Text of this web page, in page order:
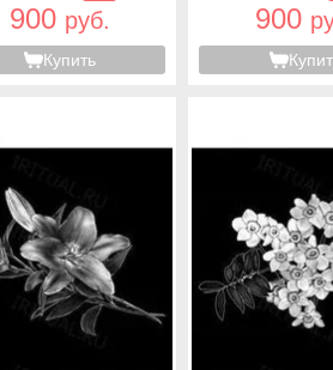
900 руб.
Купить
900